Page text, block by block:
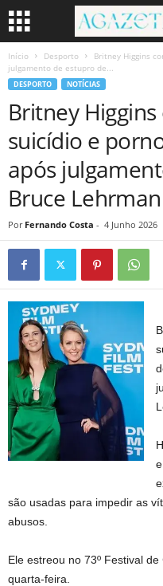
Início Desporto
Britney Higgins
julgamento de estupro de...
DESPORTO NOTÍCIAS
Britney
suicídio e
após
Bruce Lehrman
Por Fernando Costa - 4 Junho 2026
são usadas para impedir as
abusos.
Ele estreou no 73º Festival
quarta-feira.